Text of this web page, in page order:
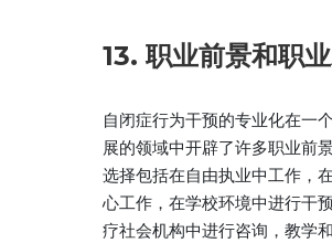
13. 职业前景和职
自闭症行为干预的专业化在一
展的领域中开辟了许多职业前
选择包括在自由执业中工作，
心工作，在学校环境中进行干
疗社会机构中进行咨询，教学